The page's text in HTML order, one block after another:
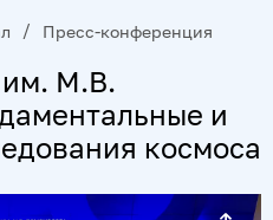
Пресс-конференция
М.В.
и
космоса